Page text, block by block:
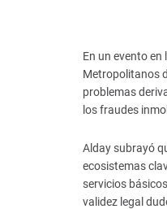
En un evento
Metropolitanos
problemas
los fraudes
Alday subrayó
ecosistemas
servicios
validez legal